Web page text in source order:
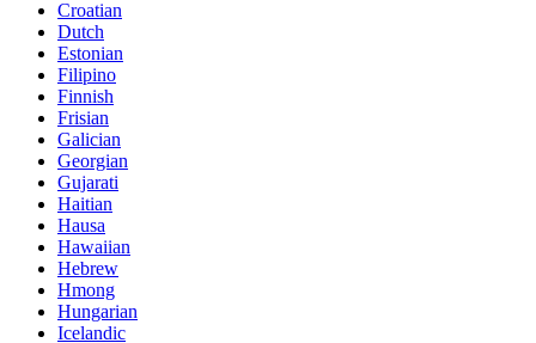
Croatian
Dutch
Estonian
Filipino
Finnish
Frisian
Galician
Georgian
Gujarati
Haitian
Hausa
Hawaiian
Hebrew
Hmong
Hungarian
Icelandic